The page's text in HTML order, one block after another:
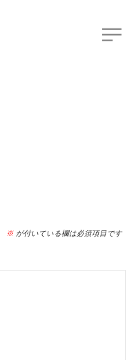
※ が付いている欄は必須項目です